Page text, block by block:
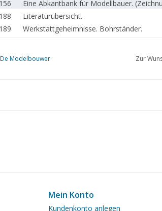
156
Eine Abkantbank für Modellbauer.
188
Literaturübersicht.
189
Werkstattgeheimnisse. Bohrständer.
190
Clubnachrichten.
De Modelbouwer Zur
Mein Konto
Kundenkonto anlegen